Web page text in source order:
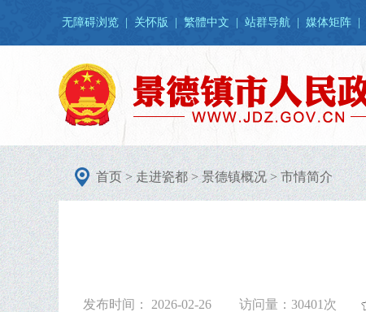
无障碍浏览 关怀版 繁體中文 站群导航 媒体矩阵
首页>走进瓷都>景德镇概况>市情简介
发布时间： 2026-02-26 访问量： 30401次